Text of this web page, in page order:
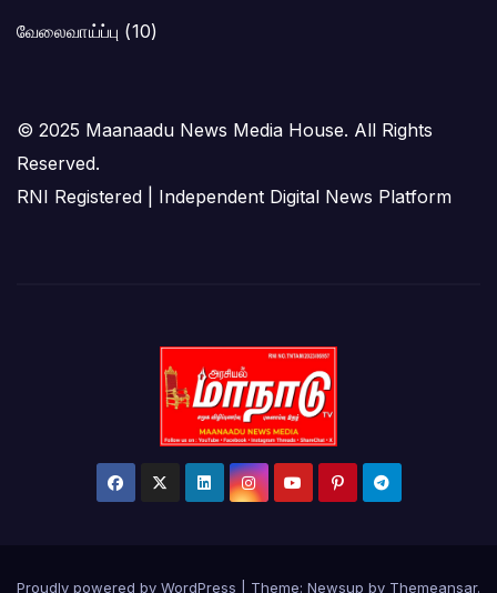
வேலைவாய்ப்பு (10)
© 2025 Maanaadu News Media House. All Rights
Reserved.
RNI Registered | Independent Digital News Platform
Proudly powered by WordPress Theme: Newsup by Themeansar.